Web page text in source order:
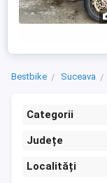
Bestbike Suceava
Categorii
Județe
Localități